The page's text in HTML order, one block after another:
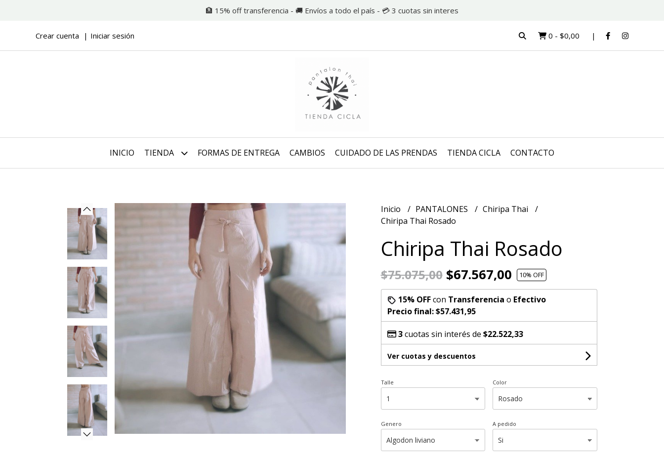
🏦 15% off transferencia - 🚚 Envíos a todo el país - 💳 3 cuotas sin interes
Crear cuenta Iniciar sesión 0 - $0,00
INICIO TIENDA FORMAS DE ENTREGA CAMBIOS CUIDADO DE LAS PRENDAS TIENDA CICLA CONTACTO
Inicio PANTALONES
Chiripa Thai
Chiripa Thai Rosado
Chiripa Thai Rosado
$75.075,00$67.567,00 10% OFF
15% OFFcon Transferencia o Efectivo
Precio final:$57.431,95
3cuotas sin interés de $22.522,33
Ver cuotas y descuentos
Talle Color
Genero A pedido